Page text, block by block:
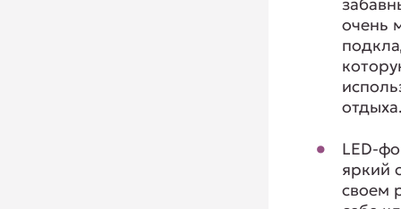
очень
LED-
яркий
своем